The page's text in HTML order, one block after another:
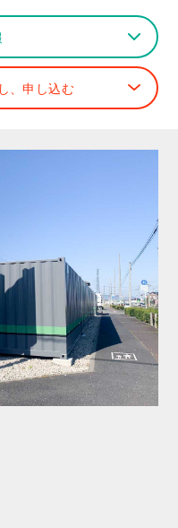
、申し込む